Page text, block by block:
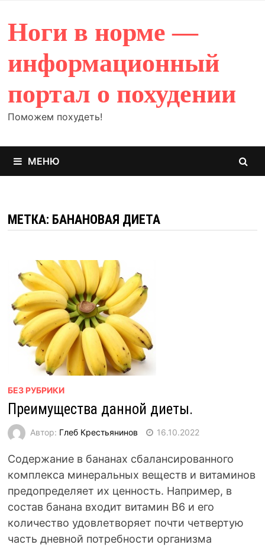
содержимому
Ноги в норме —
информационный
портал о похудении
Поможем похудеть!
МЕНЮ
МЕТКА: БАНАНОВАЯ ДИЕТА
БЕЗ РУБРИКИ
Преимущества данной диеты.
Автор: Глеб Крестьянинов 16.10.2022
Содержание в бананах сбалансированного
комплекса минеральных веществ и витаминов
предопределяет их ценность. Например, в
состав банана входит витамин В6 и его
количество удовлетворяет почти четвертую
часть дневной потребности организма